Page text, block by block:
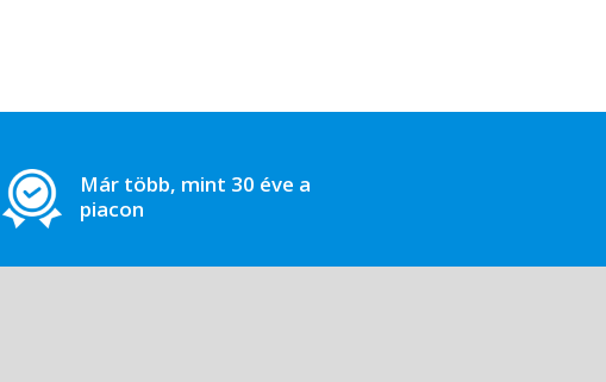
Már több, mint 30 éve a
piacon